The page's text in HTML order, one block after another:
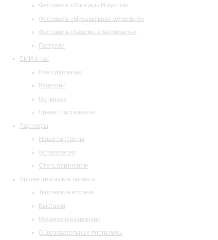
Фестиваль «Площадь Искусств»
Фестиваль «Музыкальная коллекция»
Фестиваль «Барокко в белую ночь»
Гастроли
СМИ о нас
Все публикации
Рецензии
Интервью
Время Шостаковича
Партнеры
Наши партнеры
Фотогалерея
Стать партнером
Просветительские проекты
Творческие встречи
Выставки
Издания филармонии
Образовательные программы